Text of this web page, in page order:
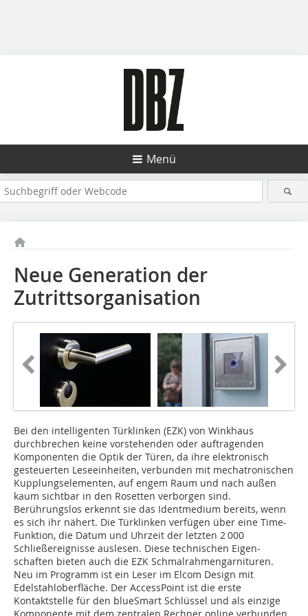
Menü
Neue Generation der
Zutrittsorganisation
Bei den intelligenten Türklinken (EZK) von Winkhaus
durchbrechen keine vorstehenden oder auftragenden
Komponenten die Optik der Türen, da ihre elektronisch
gesteuerten Leseeinheiten, verbunden mit mechatronischen
Kupplungselementen, auf engem Raum und nach außen
kaum sichtbar in den Rosetten verborgen sind.
Berührungslos erkennt sie das Identmedium bereits, wenn
es sich ihr nähert. Die Türklinken verfügen über eine Time-
Funktion, die Datum und Uhrzeit der letzten 2 000
Schließereignisse aus­lesen. Diese technischen Eigen­
schaften bieten auch die EZK Schmalrahmengarnituren.
Neu im Programm ist ein Leser im Elcom Design mit
Edelstahloberfläche. Der AccessPoint ist die erste
Kontaktstelle für den blue­Smart Schlüssel und als einzige